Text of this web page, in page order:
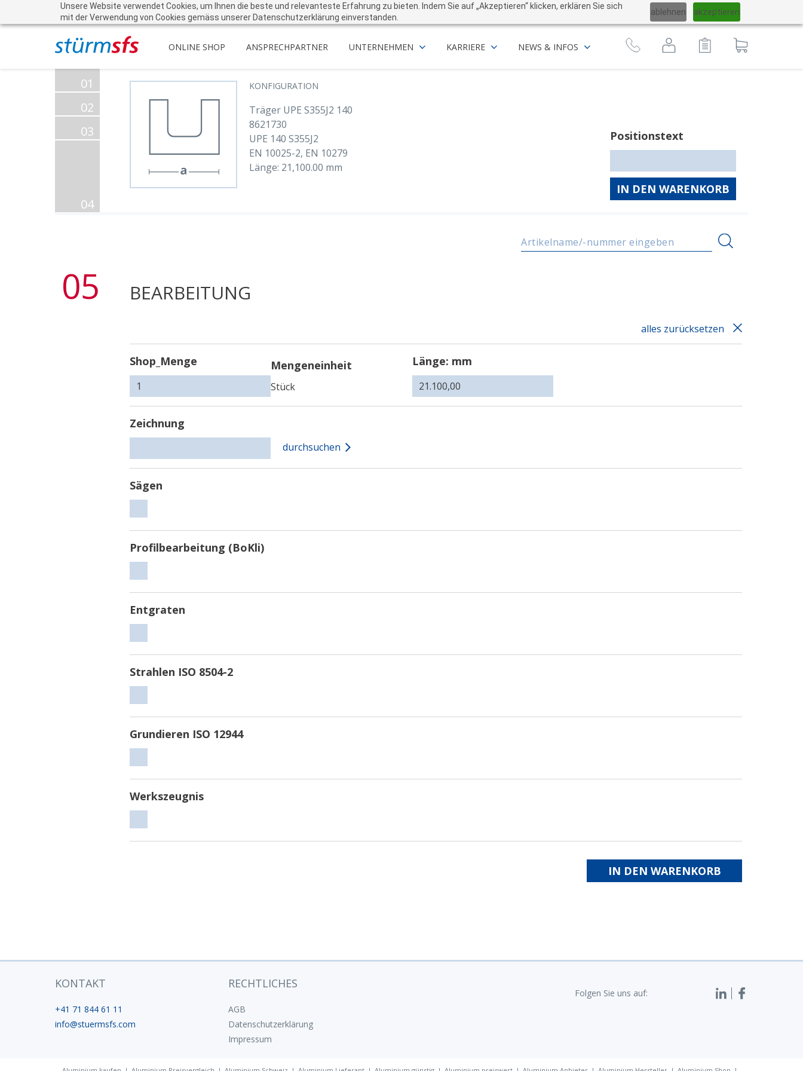
Unsere Website verwendet Cookies, um Ihnen die beste und relevanteste Erfahrung zu bieten. Indem Sie auf „Akzeptieren“ klicken, erklären Sie sich
mit der Verwendung von Cookies gemäss unserer Datenschutzerklärung einverstanden.
ablehnen akzeptieren
Sprache
ändern
ONLINE SHOP ANSPRECHPARTNER UNTERNEHMEN KARRIERE NEWS & INFOS
zum
01
02
03
04
KONFIGURATION
Träger UPE S355J2 140
8621730
UPE 140 S355J2
EN 10025-2, EN 10279
Länge: 21,100.00 mm
Positionstext
IN DEN WARENKORB
Artikelname/-nummer eingeben
05 BEARBEITUNG
alles zurücksetzen
Shop_Menge Mengeneinheit
Stück
Länge: mm
Zeichnung
durchsuchen
Sägen
Profilbearbeitung (BoKli)
Entgraten
Strahlen ISO 8504-2
8504-
Grundieren ISO 12944
12944
Werkszeugnis
IN DEN WARENKORB
KONTAKT
+41 71 844 61 11
info@stuermsfs.com
RECHTLICHES
AGB
Datenschutzerklärung
Impressum
Folgen Sie uns auf: